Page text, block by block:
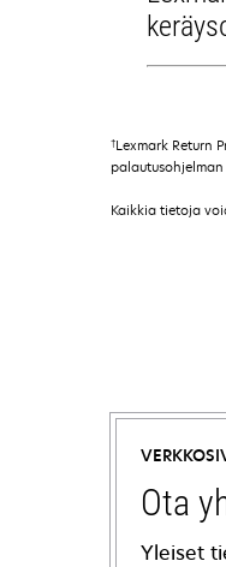
†Lexmark Return
Kaikkia tietoja
Ota
Yleiset